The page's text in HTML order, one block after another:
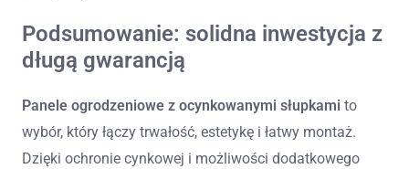
Podsumowanie: solidna inwestycja z
długą gwarancją
Panele ogrodzeniowe z ocynkowanymi słupkami to
wybór, który łączy trwałość, estetykę i łatwy montaż.
Dzięki ochronie cynkowej i możliwości dodatkowego